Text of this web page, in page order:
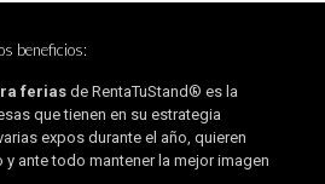
beneficios:
ferias de RentaTuStand® es la
que tienen en su estrategia
expos durante el año, quieren
ante todo mantener la mejor imagen